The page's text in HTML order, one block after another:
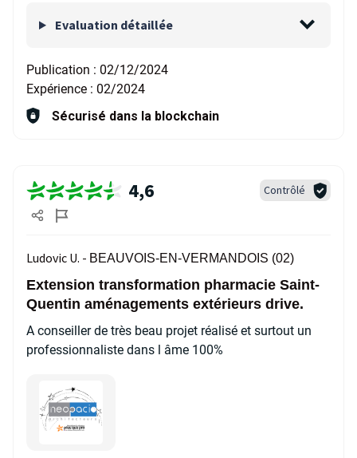
Evaluation détaillée
Publication : 02/12/2024
Expérience : 02/2024
Sécurisé dans la blockchain
4,6 Contrôlé
Ludovic U. - BEAUVOIS-EN-VERMANDOIS (02)
Extension transformation pharmacie Saint-
Quentin aménagements extérieurs drive.
A conseiller de très beau projet réalisé et surtout un
professionnaliste dans l âme 100%